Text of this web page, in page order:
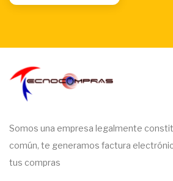
Somos una empresa legalmente
común, te generamos factura
tus compras